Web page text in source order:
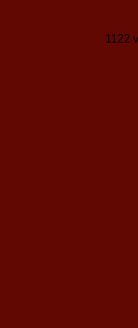
1122